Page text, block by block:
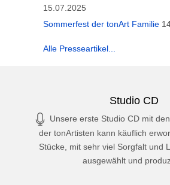
15.07.2025
Sommerfest der tonArt Familie
Alle Presseartikel...
Studio CD
Unsere erste Studio CD mit
der tonArtisten kann käuflich
Stücke, mit sehr viel Sorgfalt und
ausgewählt und